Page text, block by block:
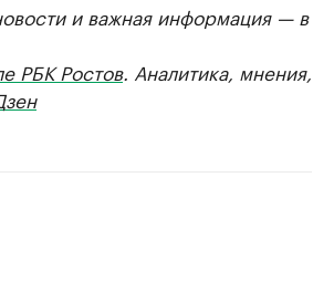
и важная информация — в
РБК Ростов. Аналитика, мнения,